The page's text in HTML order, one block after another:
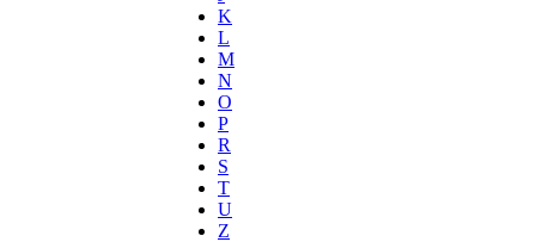
K
L
M
N
O
P
R
S
T
U
Z